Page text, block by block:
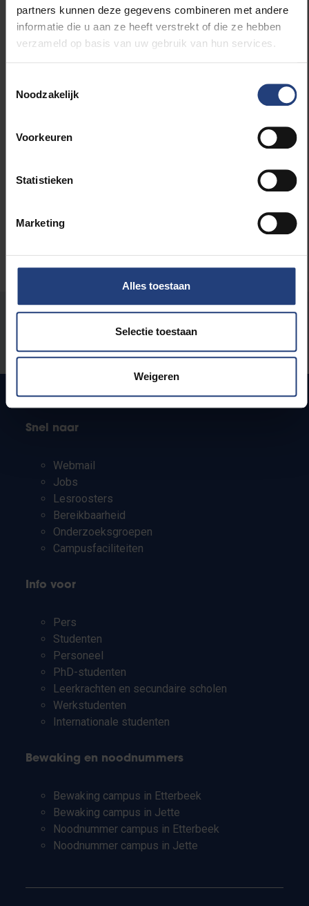
partners kunnen deze gegevens combineren met andere
informatie die u aan ze heeft verstrekt of die ze hebben
verzameld op basis van uw gebruik van hun services.
Noodzakelijk
Voorkeuren
Statistieken
Marketing
Alles toestaan
Selectie toestaan
Weigeren
Pierette Uwimana heeft een kot in de Triomflaan
gekregen, vlakbij campus Etterbeek en boven een
Colruyt. Ze start met de gloednieuwe Engelstalige
Stond er een fout op deze pagina?
Snel naar
Webmail
Jobs
Lesroosters
Bereikbaarheid
Onderzoeksgroepen
Campusfaciliteiten
Info voor
Pers
Studenten
Personeel
PhD-studenten
Leerkrachten en secundaire scholen
Werkstudenten
Internationale studenten
Bewaking en noodnummers
Bewaking campus in Etterbeek
Bewaking campus in Jette
Noodnummer campus in Etterbeek
Noodnummer campus in Jette